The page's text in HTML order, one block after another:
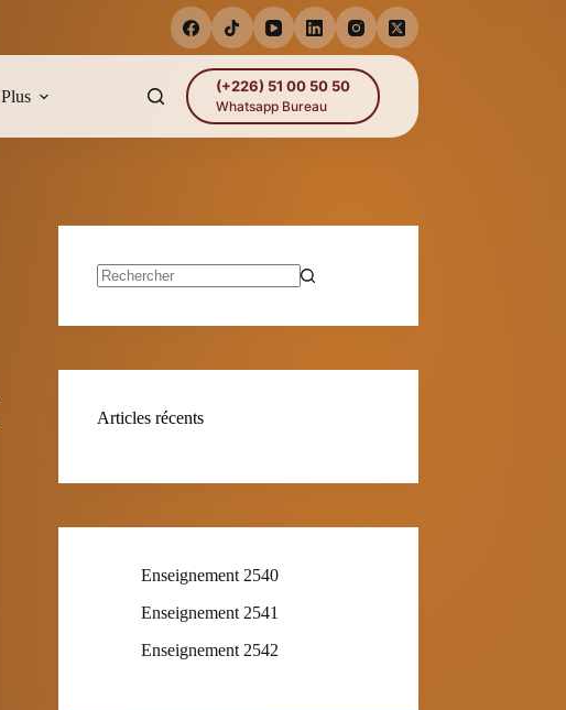
Plus
(+226) 51 00 50 50
Whatsapp Bureau
Articles récents
Enseignement 2540
Enseignement 2541
Enseignement 2542